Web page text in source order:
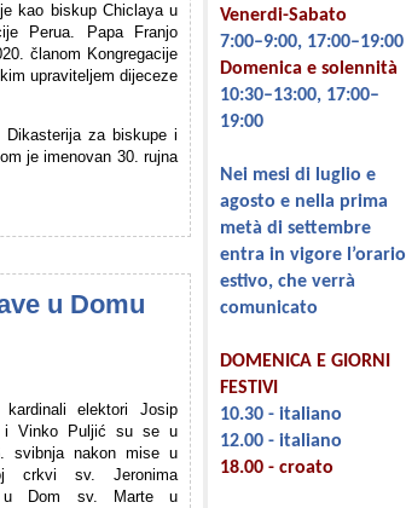
kao biskup Chiclaya u
Perua. Papa Franjo
članom Kongregacije
upraviteljem dijeceze
Dikasterija za biskupe i
je imenovan 30. rujna
u Domu
kardinali elektori Josip
i Vinko Puljić su se u
svibnja nakon mise u
crkvi sv. Jeronima
u Dom sv. Marte u
Venerdi-Sabato
7:00–9:00, 17:00–19:00
Domenica e solennità
10:30–13:00, 17:00–
19:00
Nei mesi di luglio e
agosto e nella prima
metà di settembre
entra in vigore l’orario
estivo, che verrà
comunicato
DOMENICA E GIORNI
FESTIVI
10.30 - italiano
12.00 - italiano
18.00 - croato